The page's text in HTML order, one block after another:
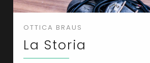
OTTICA BRAUS
La Storia